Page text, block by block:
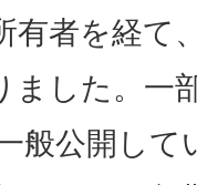
有者を経て
ました。一
般公開し